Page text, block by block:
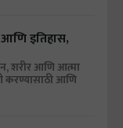
आणि इतिहास,
शरीर आणि आत्मा
करण्यासाठी आणि